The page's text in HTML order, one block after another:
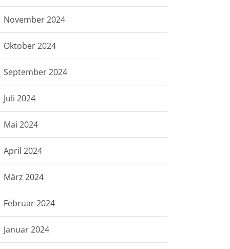
November 2024
Oktober 2024
September 2024
Juli 2024
Mai 2024
April 2024
März 2024
Februar 2024
Januar 2024